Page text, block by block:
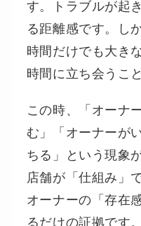
す。トラブルが起
る距離感です。し
時間だけでも大き
時間に立ち会うこ
この時、「オーナ
む」「オーナーが
ちる」という現象
店舗が「仕組み」
オーナーの「存在
るだけの証拠です